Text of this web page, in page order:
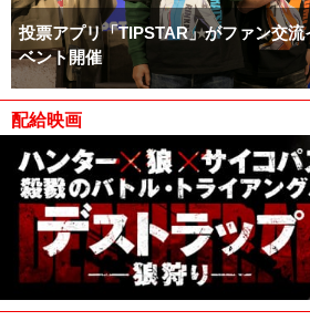
投票アプリ「TIPSTAR」がファン交流
ベント開催
配給映画